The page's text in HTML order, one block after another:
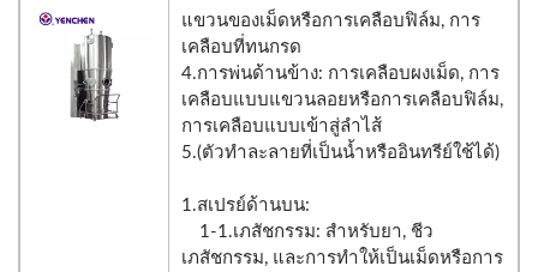
แขวนของเม็ดหรือการเคลือบฟิล์ม, การ
เคลือบที่ทนกรด
4.การพ่นด้านข้าง: การเคลือบผงเม็ด, การ
เคลือบแบบแขวนลอยหรือการเคลือบฟิล์ม,
การเคลือบแบบเข้าสู่ลำไส้
5.(ตัวทำละลายที่เป็นน้ำหรืออินทรีย์ใช้ได้)
1.สเปรย์ด้านบน:
1-1.เภสัชกรรม: สำหรับยา, ชีว
เภสัชกรรม, และการทำให้เป็นเม็ดหรือการ